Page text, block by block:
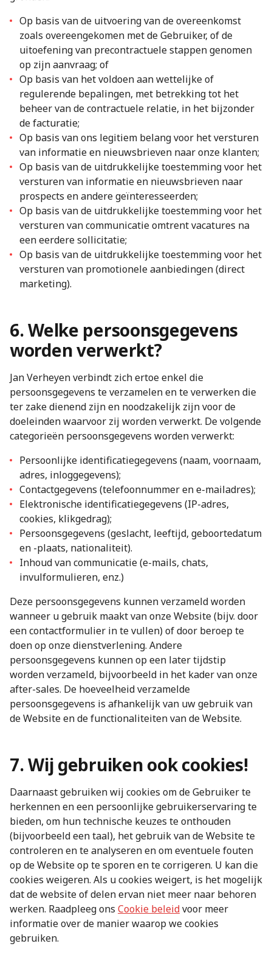
Op basis van de uitvoering van de overeenkomst
zoals overeengekomen met de Gebruiker, of de
uitoefening van precontractuele stappen genomen
op zijn aanvraag; of
Op basis van het voldoen aan wettelijke of
regulerende bepalingen, met betrekking tot het
beheer van de contractuele relatie, in het bijzonder
de facturatie;
Op basis van ons legitiem belang voor het versturen
van informatie en nieuwsbrieven naar onze klanten;
Op basis van de uitdrukkelijke toestemming voor het
versturen van informatie en nieuwsbrieven naar
prospects en andere geïnteresseerden;
Op basis van de uitdrukkelijke toestemming voor het
versturen van communicatie omtrent vacatures na
een eerdere sollicitatie;
Op basis van de uitdrukkelijke toestemming voor het
versturen van promotionele aanbiedingen (direct
marketing).
6. Welke persoonsgegevens
worden verwerkt?
Jan Verheyen verbindt zich ertoe enkel die
persoonsgegevens te verzamelen en te verwerken die
ter zake dienend zijn en noodzakelijk zijn voor de
doeleinden waarvoor zij worden verwerkt. De volgende
categorieën persoonsgegevens worden verwerkt:
Persoonlijke identificatiegegevens (naam, voornaam,
adres, inloggegevens);
Contactgegevens (telefoonnummer en e-mailadres);
Elektronische identificatiegegevens (IP-adres,
cookies, klikgedrag);
Persoonsgegevens (geslacht, leeftijd, geboortedatum
en -plaats, nationaliteit).
Inhoud van communicatie (e-mails, chats,
invulformulieren, enz.)
Deze persoonsgegevens kunnen verzameld worden
wanneer u gebruik maakt van onze Website (bijv. door
een contactformulier in te vullen) of door beroep te
doen op onze dienstverlening. Andere
persoonsgegevens kunnen op een later tijdstip
worden verzameld, bijvoorbeeld in het kader van onze
after-sales. De hoeveelheid verzamelde
persoonsgegevens is afhankelijk van uw gebruik van
de Website en de functionaliteiten van de Website.
7. Wij gebruiken ook cookies!
Daarnaast gebruiken wij cookies om de Gebruiker te
herkennen en een persoonlijke gebruikerservaring te
bieden, om hun technische keuzes te onthouden
(bijvoorbeeld een taal), het gebruik van de Website te
controleren en te analyseren en om eventuele fouten
op de Website op te sporen en te corrigeren. U kan die
cookies weigeren. Als u cookies weigert, is het mogelijk
dat de website of delen ervan niet meer naar behoren
werken. Raadpleeg ons Cookie beleidvoor meer
informatie over de manier waarop we cookies
gebruiken.